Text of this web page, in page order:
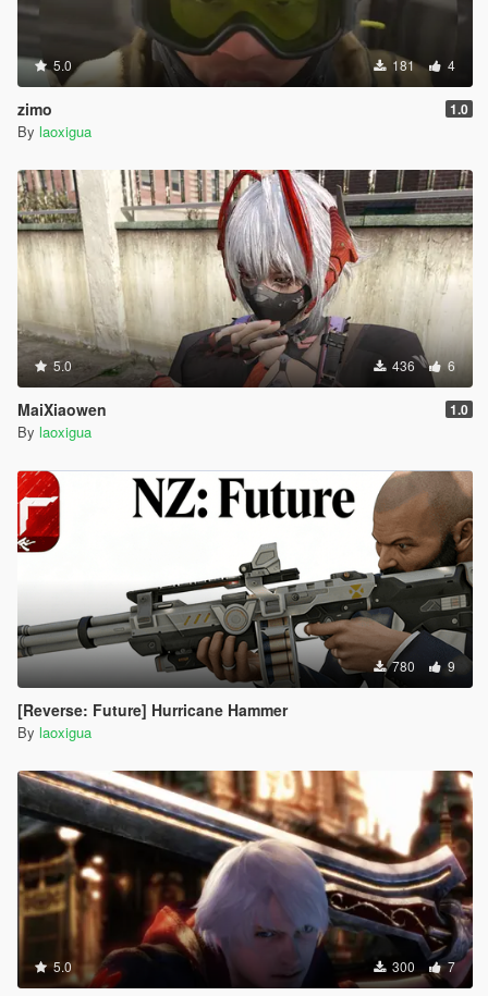
5.0 181 4
zimo 1.0
By laoxigua
5.0 436 6
MaiXiaowen 1.0
By laoxigua
780 9
[Reverse: Future] Hurricane Hammer
By laoxigua
5.0 300 7